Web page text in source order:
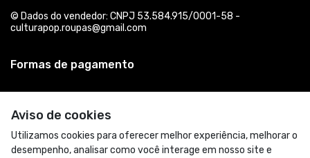
Aviso de cookies
Utilizamos cookies para oferecer melhor experiência, melhorar o
desempenho, analisar como você interage em nosso site e
© Dados do vendedor: CNPJ 53.584.915/0001-58 -
culturapop.roupas@gmail.com
Formas de pagamento